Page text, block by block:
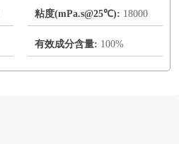
粘度(mPa.s@25℃): 18000
有效成分含量: 100%